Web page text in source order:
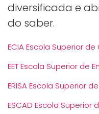
diversificada e
do saber.
ECIA Escola Superior
EET Escola Superior de
ERISA Escola Superior
ESCAD Escola